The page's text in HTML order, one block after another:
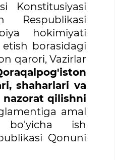
Konstitusiyasi
Respublikasi
hokimiyati
borasidagi
qarori, Vazirlar
shaharlari va
qilishni
amal
bo'yicha ish
Qonuni